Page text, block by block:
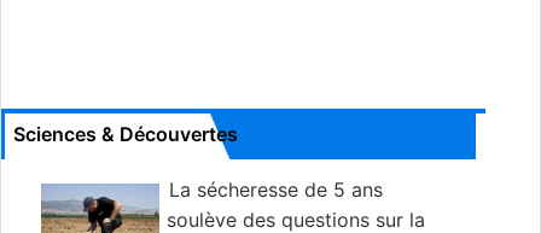
Sciences & Découvertes
La sécheresse de 5 ans
soulève des questions sur la